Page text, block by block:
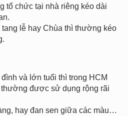
tổ chức tại nhà riêng kéo dài
lễ hay Chùa thì thường kéo
và lớn tuổi thì trong HCM
thường được sử dụng rộng rãi
hay đan sen giữa các màu…